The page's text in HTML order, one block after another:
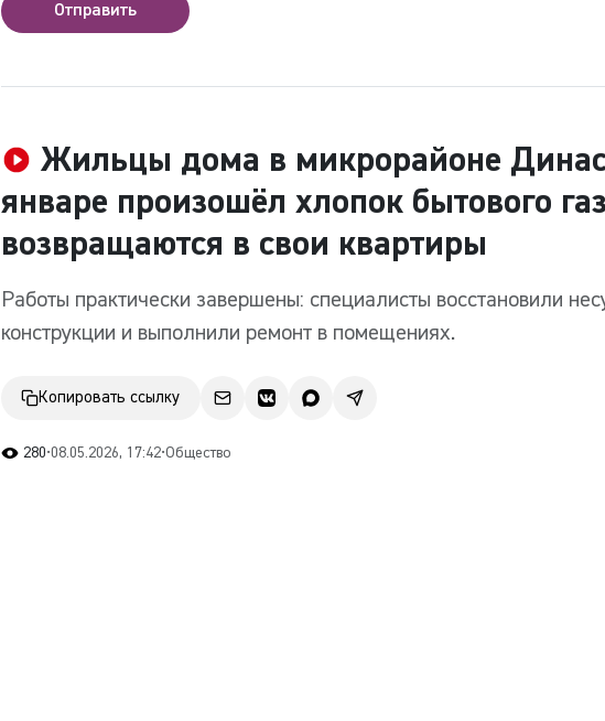
Отправить
Жильцы дома в микрорайоне
январе произошёл хлопок бытового
возвращаются в свои квартиры
Работы практически завершены: специалисты восстановили
конструкции и выполнили ремонт в помещениях.
Копировать ссылку
280•08.05.2026, 17:42•Общество